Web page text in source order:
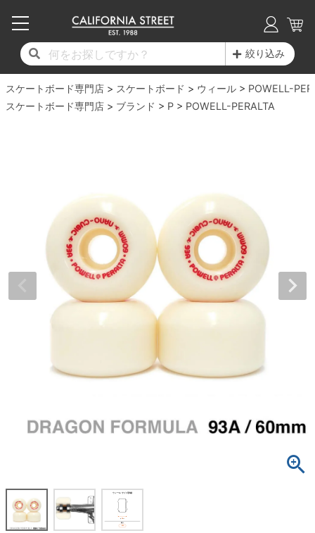
絞り込み
スケートボード専門店 スケートボード ウィール
POWELL-
スケートボード専門店
ブランド P POWELL-PERALTA
17時までのご注文は当日発送！
11,000円以上で送料無料！
毎月1日はポイント5倍！10日と20日は3倍！
17時までのご注文は当日発送！
11,000円以上で送料無料！
毎月1日はポイント5倍！10日と20日は3倍！
サイズからデッキを選ぶ
子供用デッキ
7.0inch以下
7.6inch
7.7inch
8.4inch
17時までのご注文は当日発送！
11,000円以上で送料無料！
毎月1日はポイント5倍！10日と20日は3倍！
適合デッキサイズから選ぶ
7.0inch以下
7.2inch
7.7inch
7.8inch
8.5inch
ウィール
17時までのご注文は当日発送！
11,000円以上で送料無料！
毎月1日はポイント5倍！10日と20日は3倍！
ウィールをサイズから選ぶ
50mm
51mm
55mm
56mm
64mm
スピットファイヤー F4（フォーミュラフォ
ボーンズ XF（エックスフォーミュラ）
ボーンズ STF（エスティーエフ）
パウエルペラルタ DF（ドラゴンフォーミュ
ベアリング
デッキテープ
パーツ・その他
練習用アイテム（初心者におすすめ）
スケートケース・バッグ
17時までのご注文は当日発送！
11,000円以上で送料無料！
毎月1日はポイント5倍！10日と20日は3倍！
シューズをサイズから選ぶ
20cm
21cm
23.5cm
24cm
25.5cm
27.5cm
サンダル
インソール
シューレース・その他
17時までのご注文は当日発送！
11,000円以上で送料無料！
毎月1日はポイント5倍！10日と20日は3倍！
ジャケット
パーカー
トレーナー・セーター
パンツ
長袖ボタンシャツ
キャップ
ソックス
17時までのご注文は当日発送！
11,000円以上で送料無料！
毎月1日はポイント5倍！10日と20日は3倍！
17時までのご注文は当日発送！
11,000円以上で送料無料！
毎月1日はポイント5倍！10日と20日は3倍！
スタッフおすすめアイテム
ブランド紹介
INFO
17時までのご注文は当日発送！
11,000円以上で送料無料！
毎月1日はポイント5倍！10日と20日は3倍！
カリフォルニアストリートの歴史
求人情報
プライバシーポリシー